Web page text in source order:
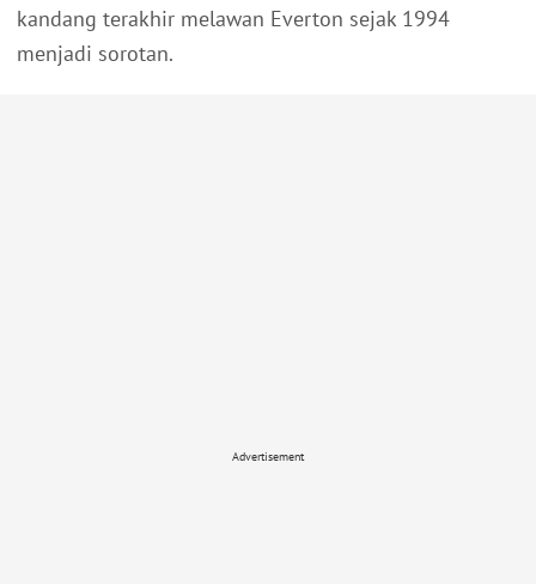
kandang terakhir melawan Everton sejak 1994
menjadi sorotan.
Advertisement